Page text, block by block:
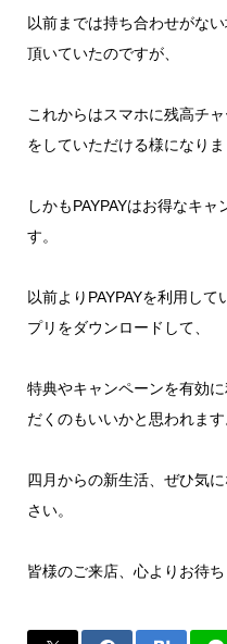
以前までは持ち合わせがな
頂いていたのですが、
これからはスマホに残高チ
をしていただける様になりま
しかもPAYPAYはお得なキ
す。
以前よりPAYPAYを利用し
プリをダウンロードして、
特典やキャンペーンを有効
だくのもいいかと思われます
四月からの新生活、ぜひ気
さい。
皆様のご来店、心よりお待ち